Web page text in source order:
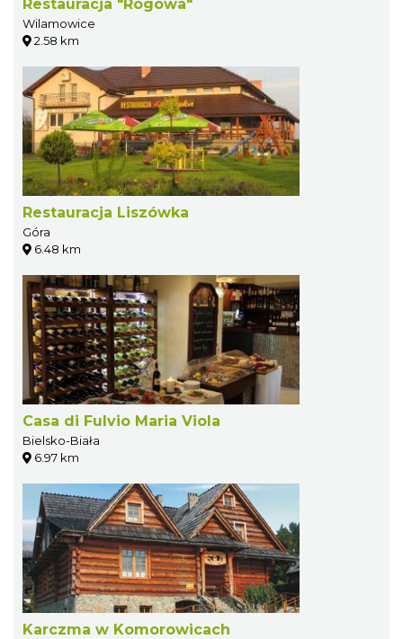
Restauracja "Rogowa"
Wilamowice
2.58 km
Restauracja Liszówka
Góra
6.48 km
Casa di Fulvio Maria Viola
Bielsko-Biała
6.97 km
Karczma w Komorowicach